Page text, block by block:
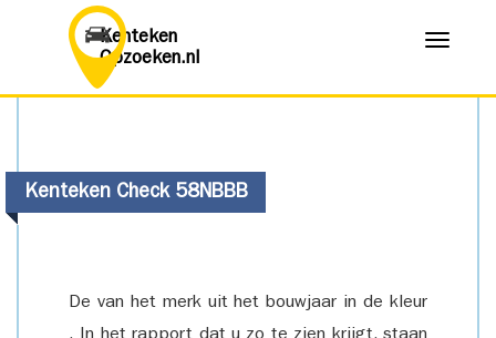
Kenteken
Opzoeken.nl
Menu
Kenteken Check 58NBBB
De van het merk uit het bouwjaar in de kleur